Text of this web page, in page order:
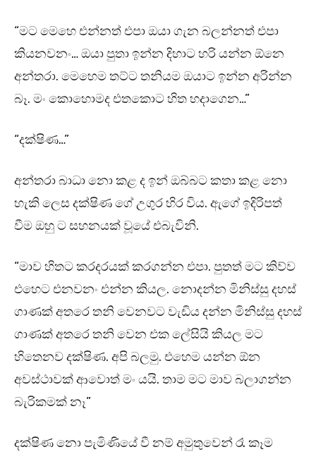
“මට මෙහෙ එන්නත් එපා ඔයා ගැන බලන්නත් එපා
කියනවනං… ඔයා පුතා ඉන්න දිහාට හරි යන්න ඕනෙ
අන්තරා. මෙහෙම තට්ට තනියම ඔයාට ඉන්න අරින්න
බෑ. මං කොහොමද එතකොට හිත හදාගෙන…”
“දක්ෂිණ…”
අන්තරා බාධා නො කළ ද ඉන් ඔබ්බට කතා කළ නො
හැකි ලෙස දක්ෂිණ ගේ උගුර හිර විය. ඇගේ ඉදිරිපත්
වීම ඔහු ට සහනයක් වූයේ එබැවිනි.
“මාව හිතට කරදරයක් කරගන්න එපා. පුතත් මට කිව්ව
එහෙට එනවනං එන්න කියල. නොදන්න මිනිස්සු දහස්
ගාණක් අතරෙ තනි වෙනවට වැඩිය දන්න මිනිස්සු දහස්
ගාණක් අතරෙ තනි වෙන එක ලේසියි කියල මට
හිතෙනව දක්ෂිණ. අපි බලමු. එහෙම යන්න ඕන
අවස්ථාවක් ආවොත් මං යයි. තාම මට මාව බලාගන්න
බැරිකමක් නෑ”
දක්ෂිණ නො පැමිණියේ වී නම් අමුතුවෙන් රෑ කෑම